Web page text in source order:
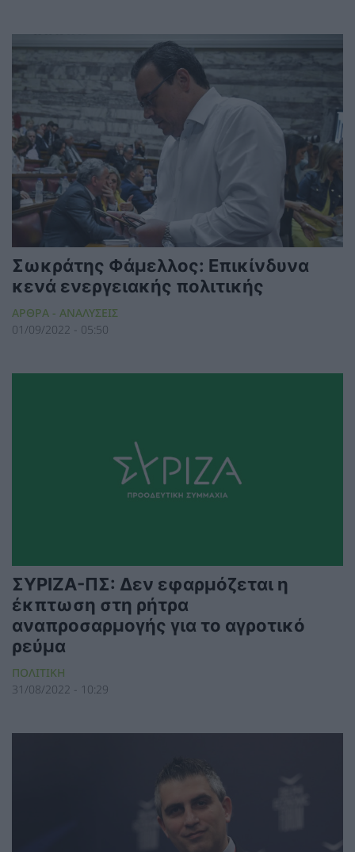
Σωκράτης Φάμελλος: Επικίνδυνα
κενά ενεργειακής πολιτικής
ΑΡΘΡΑ - ΑΝΑΛΥΣΕΙΣ
01/09/2022 - 05:50
ΣΥΡΙΖΑ-ΠΣ: Δεν εφαρμόζεται η
έκπτωση στη ρήτρα
αναπροσαρμογής για το αγροτικό
ρεύμα
ΠΟΛΙΤΙΚΗ
31/08/2022 - 10:29